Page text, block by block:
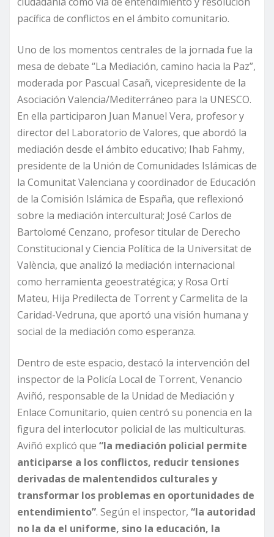
pacífica de conflictos en el ámbito comunitario.
Uno de los momentos centrales de la jornada fue la
mesa de debate “La Mediación, camino hacia la Paz”,
moderada por Pascual Casañ, vicepresidente de la
Asociación Valencia/Mediterráneo para la UNESCO.
En ella participaron Juan Manuel Vera, profesor y
director del Laboratorio de Valores, que abordó la
mediación desde el ámbito educativo; Ihab Fahmy,
presidente de la Unión de Comunidades Islámicas de
la Comunitat Valenciana y coordinador de Educación
de la Comisión Islámica de España, que reflexionó
sobre la mediación intercultural; José Carlos de
Bartolomé Cenzano, profesor titular de Derecho
Constitucional y Ciencia Política de la Universitat de
València, que analizó la mediación internacional
como herramienta geoestratégica; y Rosa Ortí
Mateu, Hija Predilecta de Torrent y Carmelita de la
Caridad-Vedruna, que aportó una visión humana y
social de la mediación como esperanza.
Dentro de este espacio, destacó la intervención del
inspector de la Policía Local de Torrent, Venancio
Aviñó, responsable de la Unidad de Mediación y
Enlace Comunitario, quien centró su ponencia en la
figura del interlocutor policial de las multiculturas.
Aviñó explicó que “la mediación policial permite
anticiparse a los conflictos, reducir tensiones
derivadas de malentendidos culturales y
transformar los problemas en oportunidades de
entendimiento”. Según el inspector, “la autoridad
no la da el uniforme, sino la educación, la